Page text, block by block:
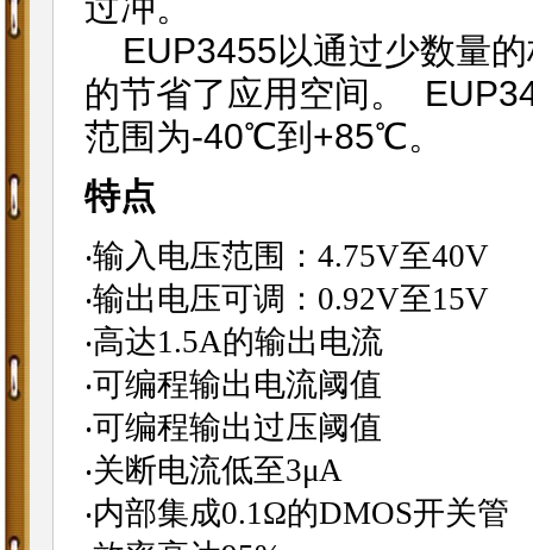
EUP3455以通过少数量的
的节省了应用空间。
范围为-40℃到+85℃。
特点
‧输入电压范围：4.75V至40V
‧输出电压可调：0.92V至15V
‧高达1.5A的输出电流
‧可编程输出电流阈值
‧可编程输出过压阈值
‧关断电流低至3μA
‧内部集成0.1Ω的DMOS开关管